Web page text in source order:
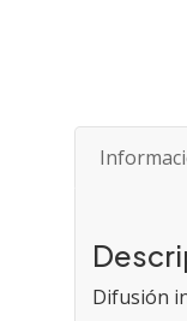
imágenes
Difusión